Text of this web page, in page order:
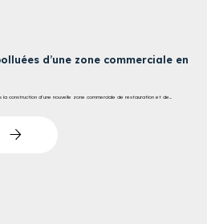
d’une zone commerciale en
la construction d’une nouvelle zone commerciale de restauration et de...